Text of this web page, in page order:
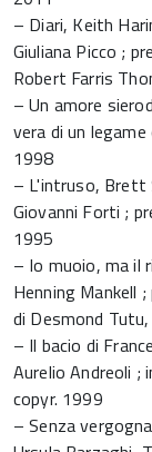
– Diari, Keith
Giuliana Picco ;
Robert Farris
– Un amore
vera di un
1998
– L'intruso, Brett
Giovanni Forti ;
1995
– Io muoio, ma il
Henning Mankell
di Desmond
– Il bacio di
Aurelio Andreoli ;
copyr. 1999
– Senza